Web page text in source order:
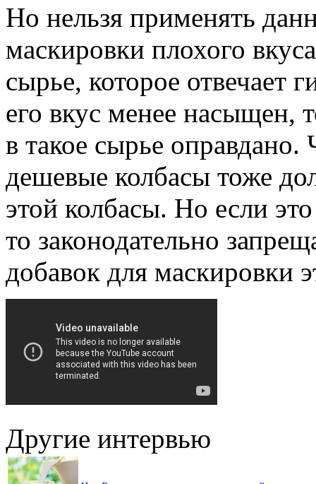
Но нельзя применять
маскировки плохого
сырье, которое отвечает
его вкус менее насыщен,
в такое сырье оправдано.
дешевые колбасы тоже
этой колбасы. Но если
то законодательно
добавок для маскировки
Другие интервью